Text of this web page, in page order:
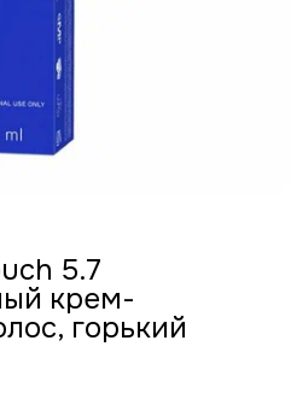
5.7
крем-
горький